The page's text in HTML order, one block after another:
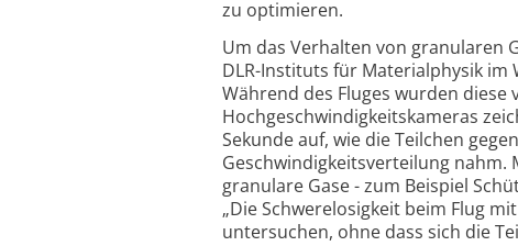
zu optimieren.
Um das Verhalten von granularen
DLR-Instituts für Materialphysik im
Während des Fluges wurden diese
Hochgeschwindigkeitskameras
Sekunde auf, wie die Teilchen
Geschwindigkeitsverteilung nahm.
granulare Gase - zum Beispiel
„Die Schwerelosigkeit beim Flug
untersuchen, ohne dass sich die